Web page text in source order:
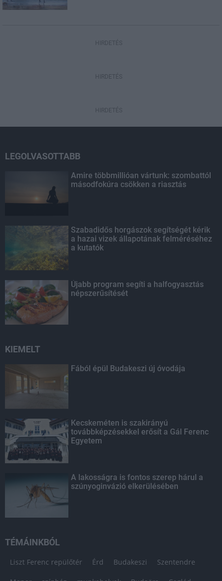
HIRDETÉS
HIRDETÉS
HIRDETÉS
LEGOLVASOTTABB
Amire többmillióan vártunk: szombattól
másodfokúra csökken a riasztás
Szabadidős horgászok segítségét kérik
a hazai vizek állapotának felméréséhez
a kutatók
Újabb program segíti a halfogyasztás
népszerűsítését
KIEMELT
Fából épül Budakeszi új óvodája
Kecskeméten is szakirányú
továbbképzésekkel erősít a Gál Ferenc
Egyetem
A lakosságra is fontos szerep hárul a
szúnyoginvázió elkerülésében
TÉMÁINKBÓL
Liszt Ferenc repülőtér Érd Budakeszi Szentendre